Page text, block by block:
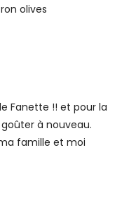
olives
Fanette !! et pour la
à nouveau.
famille et moi